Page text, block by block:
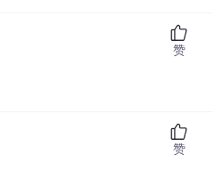
赞
赞